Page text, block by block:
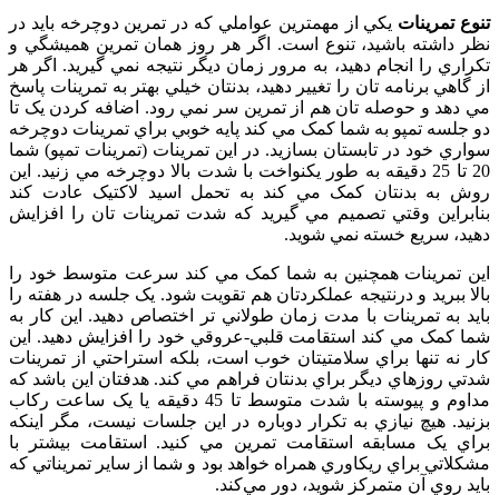
تنوع تمرينات يکي از مهمترين عواملي که در تمرين دوچرخه بايد در
نظر داشته باشيد، تنوع است. اگر هر روز همان تمرين هميشگي و
تکراري را انجام دهيد، به مرور زمان ديگر نتيجه نمي گيريد. اگر هر
از گاهي برنامه تان را تغيير دهيد، بدنتان خيلي بهتر به تمرينات پاسخ
مي دهد و حوصله تان هم از تمرين سر نمي رود. اضافه کردن يک تا
دو جلسه تمپو به شما کمک مي کند پايه خوبي براي تمرينات دوچرخه
سواري خود در تابستان بسازيد. در اين تمرينات (تمرينات تمپو) شما
20 تا 25 دقيقه به طور يکنواخت با شدت بالا دوچرخه مي زنيد. اين
روش به بدنتان کمک مي کند به تحمل اسيد لاکتيک عادت کند
بنابراين وقتي تصميم مي گيريد که شدت تمرينات تان را افزايش
دهيد، سريع خسته نمي شويد.
اين تمرينات همچنين به شما کمک مي کند سرعت متوسط خود را
بالا ببريد و درنتيجه عملکردتان هم تقويت شود. يک جلسه در هفته را
بايد به تمرينات با مدت زمان طولاني تر اختصاص دهيد. اين کار به
شما کمک مي کند استقامت قلبي-عروقي خود را افزايش دهيد. اين
کار نه تنها براي سلامتيتان خوب است، بلکه استراحتي از تمرينات
شدتي روزهاي ديگر براي بدنتان فراهم مي کند. هدفتان اين باشد که
مداوم و پيوسته با شدت متوسط تا 45 دقيقه يا يک ساعت رکاب
بزنيد. هيچ نيازي به تکرار دوباره در اين جلسات نيست، مگر اينکه
براي يک مسابقه استقامت تمرين مي کنيد. استقامت بيشتر با
مشکلاتي براي ريکاوري همراه خواهد بود و شما از ساير تمريناتي که
بايد روي آن متمرکز شويد، دور مي‌کند.